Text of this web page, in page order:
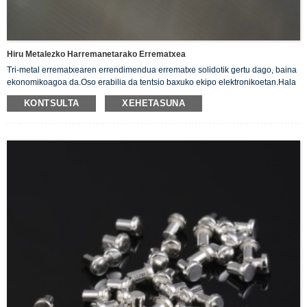
Hiru Metalezko Harremanetarako Errematxea
Tri-metal errematxearen errendimendua errematxe solidotik gertu dago, baina
ekonomikoagoa da.Oso erabilia da tentsio baxuko ekipo elektronikoetan.Hala
nola, etengailuak, erreleak, kontaktoreak, kontrolagailuak etab.
KONTSULTA XEHETASUNA